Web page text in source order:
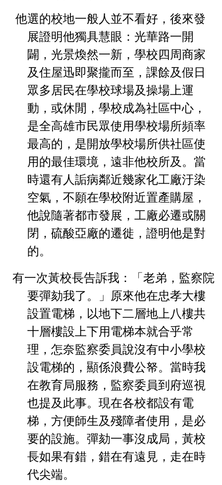
他選的校地一般人並不看好，後來發
展證明他獨具慧眼：光華路一開
闢，光景煥然一新，學校四周商家
及住屋迅即聚攏而至，課餘及假日
眾多居民在學校球場及操場上運
動，或休閒，學校成為社區中心，
是全高雄市民眾使用學校場所頻率
最高的，是開放學校場所供社區使
用的最佳環境，遠非他校所及。 當
時還有人詬病鄰近幾家化工廠汙染
空氣，不願在學校附近置產購屋，
他說隨著都市發展，工廠必遷或關
閉，硫酸亞廠的遷徙，證明他是對
的。
有一次黃校長告訴我：「老弟，監察院
要彈劾我了。」原來他在忠孝大樓
設置電梯，以地下二層地上八樓共
十層樓設上下用電梯本就合乎常
理，怎奈監察委員說沒有中小學校
設電梯的，顯係浪費公帑。當時我
在教育局服務，監察委員到府巡視
也提及此事。現在各校都設有電
梯，方便師生及殘障者使用，是必
要的設施。彈劾一事沒成局，黃校
長如果有錯，錯在有遠見，走在時
代尖端。